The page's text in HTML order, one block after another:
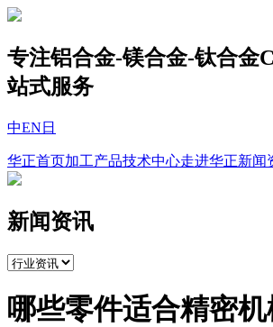
专注铝合金-镁合金-钛合金
站式服务
中EN 日
华正首页加工产品技术中心走进华正新闻
新闻资讯
哪些零件适合精密机